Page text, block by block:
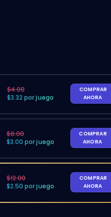
$4.00
$3.32 por juego
COMPRAR
AHORA
$8.00
$3.00 por juego
COMPRAR
AHORA
$12.00
$2.50 por juego
COMPRAR
AHORA